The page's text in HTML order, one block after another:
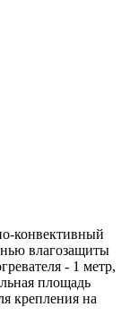
конвективный
влагозащиты
- 1 метр,
площадь
крепления на